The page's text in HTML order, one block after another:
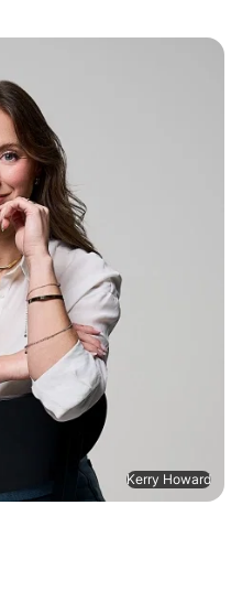
Kerry Howard